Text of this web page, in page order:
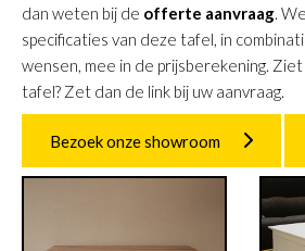
dan weten bij de offerte aanvraag.
specificaties van deze tafel, in
wensen, mee in de prijsberekening.
tafel? Zet dan de link bij uw aanvraag.
Bezoek onze showroom